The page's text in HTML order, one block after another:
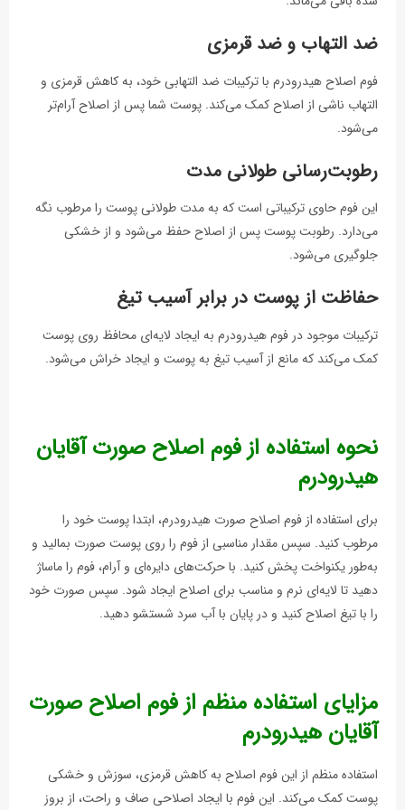
ضد التهاب و ضد قرمزی
فوم اصلاح هیدرودرم با ترکیبات ضد التهابی خود، به کاهش قرمزی و
التهاب ناشی از اصلاح کمک می‌کند. پوست شما پس از اصلاح آرام‌تر
می‌شود.
رطوبت‌رسانی طولانی مدت
این فوم حاوی ترکیباتی است که به مدت طولانی پوست را مرطوب نگه
می‌دارد. رطوبت پوست پس از اصلاح حفظ می‌شود و از خشکی
جلوگیری می‌شود.
حفاظت از پوست در برابر آسیب تیغ
ترکیبات موجود در فوم هیدرودرم به ایجاد لایه‌ای محافظ روی پوست
کمک می‌کند که مانع از آسیب تیغ به پوست و ایجاد خراش می‌شود.
نحوه استفاده از فوم اصلاح صورت آقایان
هیدرودرم
برای استفاده از فوم اصلاح صورت هیدرودرم، ابتدا پوست خود را
مرطوب کنید. سپس مقدار مناسبی از فوم را روی پوست صورت بمالید و
به‌طور یکنواخت پخش کنید. با حرکت‌های دایره‌ای و آرام، فوم را ماساژ
دهید تا لایه‌ای نرم و مناسب برای اصلاح ایجاد شود. سپس صورت خود
را با تیغ اصلاح کنید و در پایان با آب سرد شستشو دهید.
مزایای استفاده منظم از فوم اصلاح صورت
آقایان هیدرودرم
استفاده منظم از این فوم اصلاح به کاهش قرمزی، سوزش و خشکی
پوست کمک می‌کند. این فوم با ایجاد اصلاحی صاف و راحت، از بروز